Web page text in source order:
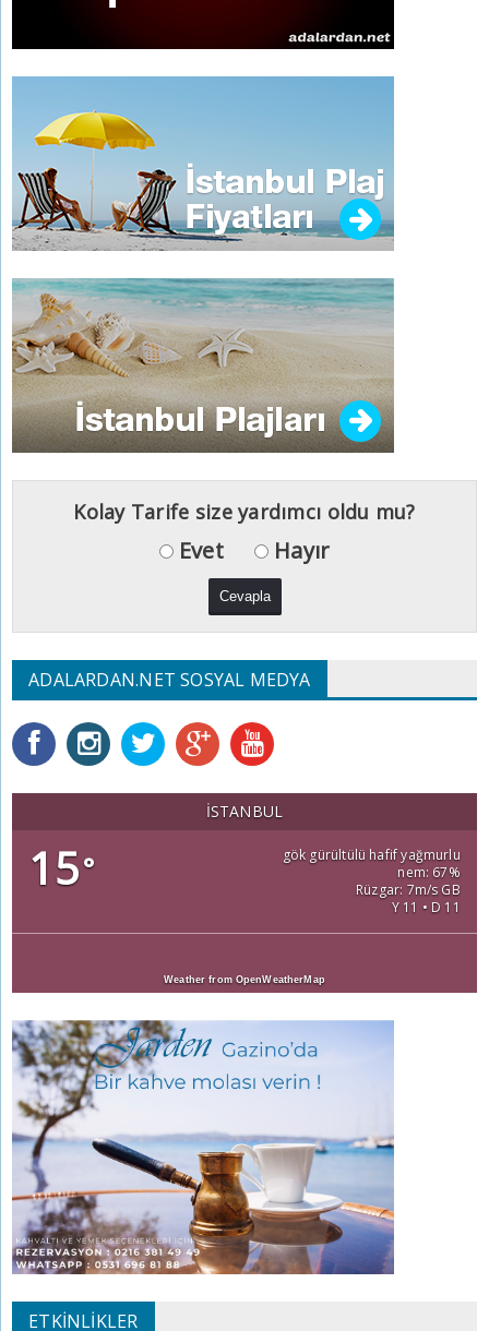
Kolay Tarife size yardımcı oldu mu?
Evet Hayır
ADALARDAN.NET SOSYAL MEDYA
İSTANBUL
15°
gök gürültülü hafif yağmurlu
nem: 67%
Rüzgar: 7m/s GB
Y 11 • D 11
Weather from OpenWeatherMap
ETKINLIKLER